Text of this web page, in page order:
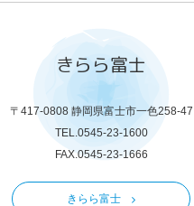
きらら富士
〒417-0808 静岡県富士市一色258-47
TEL.0545-23-1600
FAX.0545-23-1666
きらら富士